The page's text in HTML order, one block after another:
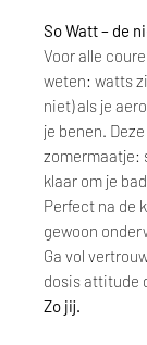
So Watt – de
Voor alle
weten: watts
niet) als je
je benen.
zomermaatje:
klaar om je
Perfect na de
gewoon
Ga vol
dosis attitude
Zo jij.